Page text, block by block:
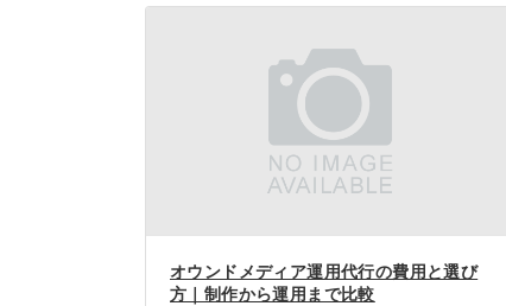
オウンドメディア運用代行の費用と選び
方｜制作から運用まで比較